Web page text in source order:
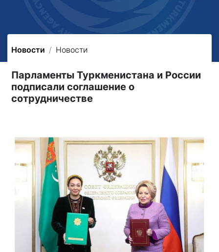
Новости Новости
Парламенты Туркменистана и России
подписали соглашение о
сотрудничестве